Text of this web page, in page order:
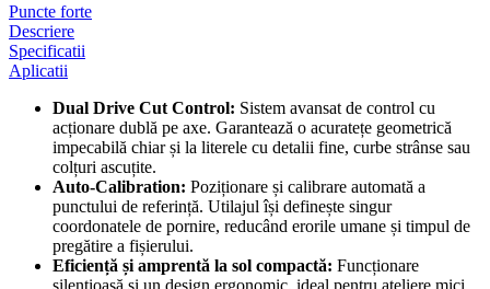
Puncte forte
Descriere
Specificatii
Aplicatii
Dual Drive Cut Control: Sistem avansat de control cu
acționare dublă pe axe. Garantează o acuratețe geometrică
impecabilă chiar și la literele cu detalii fine, curbe strânse sau
colțuri ascuțite.
Auto-Calibration: Poziționare și calibrare automată a
punctului de referință. Utilajul își definește singur
coordonatele de pornire, reducând erorile umane și timpul de
pregătire a fișierului.
Eficiență și amprentă la sol compactă: Funcționare
silențioasă și un design ergonomic, ideal pentru ateliere mici